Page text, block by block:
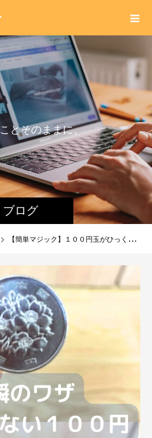
ブログ
こ とその ままに。
【簡単マジック】１００円玉がひっくり返らない！？一瞬のワザ！子どもでも出来る手品。種明かしもあり。